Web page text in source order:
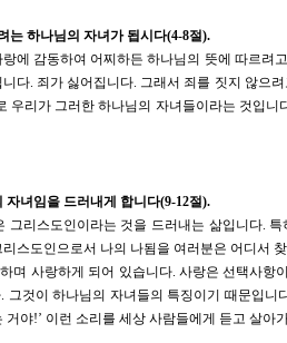
는 하나님의 자녀가 됩시다(4-8절).
에 감동하여 어찌하든 하나님의 뜻에 따르려
다. 죄가 싫어집니다. 그래서 죄를 짓지 않으
우리가 그러한 하나님의 자녀들이라는 것입
자녀임을 드러내게 합니다(9-12절).
그리스도인이라는 것을 드러내는 삶입니다.
스도인으로서 나의 나됨을 여러분은 어디서
며 사랑하게 되어 있습니다. 사랑은 선택사항
그것이 하나님의 자녀들의 특징이기 때문입니
야!’ 이런 소리를 세상 사람들에게 듣고 살아